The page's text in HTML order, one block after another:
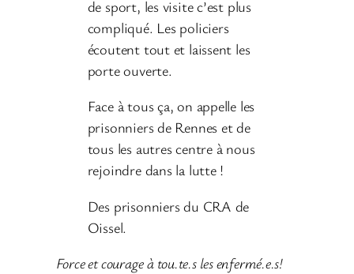
de sport, les visite c’est plus
compliqué. Les policiers
écoutent tout et laissent les
porte ouverte.
Face à tous ça, on appelle les
prisonniers de Rennes et de
tous les autres centre à nous
rejoindre dans la lutte !
Des prisonniers du CRA de
Oissel.
Force et courage à tou.te.s les enfermé.e.s!